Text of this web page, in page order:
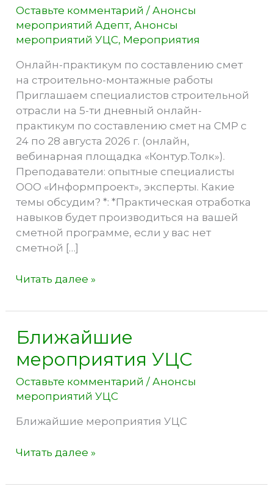
Оставьте комментарий /Анонсы
мероприятий Адепт,Анонсы
мероприятий УЦС, Мероприятия
Онлайн-практикум по составлению смет
на строительно-монтажные работы
Приглашаем специалистов строительной
отрасли на 5-ти дневный онлайн-
практикум по составлению смет на СМР с
24 по 28 августа 2026 г. (онлайн,
вебинарная площадка «Контур.Толк»).
Преподаватели: опытные специалисты
ООО «Информпроект», эксперты. Какие
темы обсудим? *: *Практическая отработка
навыков будет производиться на вашей
сметной программе, если у вас нет
сметной […]
Онлайн-
по
смет
на
строительно-
монтажные
работы
Читать далее »
Ближайшие
мероприятия УЦС
Оставьте комментарий /Анонсы
мероприятий УЦС
Ближайшие мероприятия УЦС
Ближайшие
УЦС
Читать далее »